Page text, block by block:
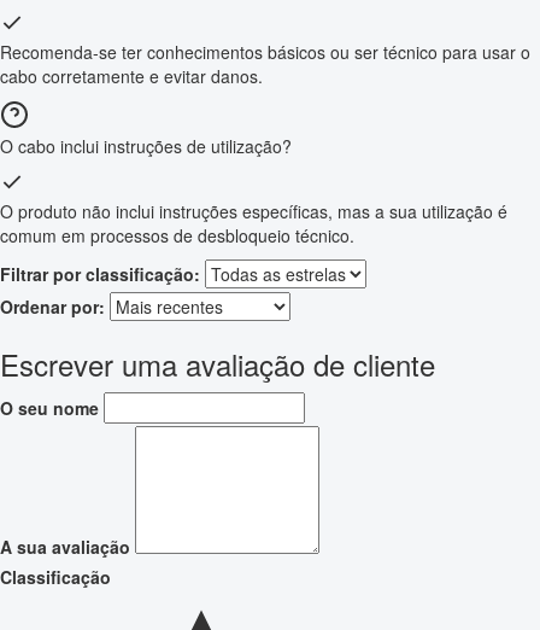
Recomenda-se ter conhecimentos básicos ou ser técnico para usar o
cabo corretamente e evitar danos.
O cabo inclui instruções de utilização?
O produto não inclui instruções específicas, mas a sua utilização é
comum em processos de desbloqueio técnico.
Filtrar por classificação:
Ordenar por:
Escrever uma avaliação de cliente
O seu nome
A sua avaliação
Classificação